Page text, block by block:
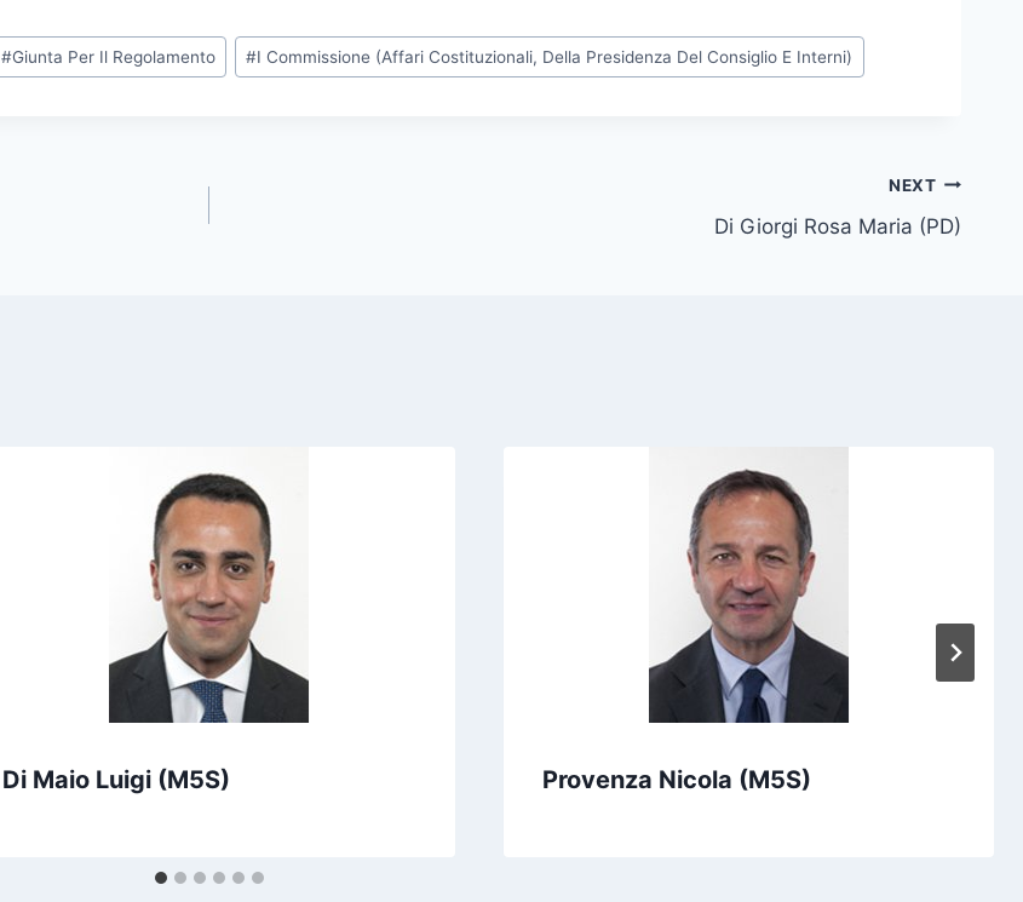
#Giunta Per Il Regolamento #I Commissione (Affari Costituzionali, Della Presidenza Del Consiglio E Interni)
NEXT
Di Giorgi Rosa Maria (PD)
Di Maio Luigi (M5S) Provenza Nicola (M5S)